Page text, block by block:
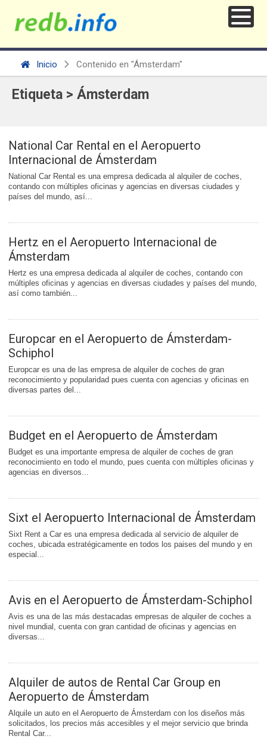
Inicio Contenido en "Ámsterdam"
Etiqueta > Ámsterdam
National Car Rental en el Aeropuerto
Internacional de Ámsterdam
National Car Rental es una empresa dedicada al alquiler de coches,
contando con múltiples oficinas y agencias en diversas ciudades y
países del mundo, así...
Hertz en el Aeropuerto Internacional de
Ámsterdam
Hertz es una empresa dedicada al alquiler de coches, contando con
múltiples oficinas y agencias en diversas ciudades y países del mundo,
así como también...
Europcar en el Aeropuerto de Ámsterdam-
Schiphol
Europcar es una de las empresa de alquiler de coches de gran
reconocimiento y popularidad pues cuenta con agencias y oficinas en
diversas partes del...
Budget en el Aeropuerto de Ámsterdam
Budget es una importante empresa de alquiler de coches de gran
reconocimiento en todo el mundo, pues cuenta con múltiples oficinas y
agencias en diversos...
Sixt el Aeropuerto Internacional de Ámsterdam
Sixt Rent a Car es una empresa dedicada al servicio de alquiler de
coches, ubicada estratégicamente en todos los paises del mundo y en
especial...
Avis en el Aeropuerto de Ámsterdam-Schiphol
Avis es una de las más destacadas empresas de alquiler de coches a
nivel mundial, cuenta con gran cantidad de oficinas y agencias en
diversas...
Alquiler de autos de Rental Car Group en
Aeropuerto de Ámsterdam
Alquile un auto en el Aeropuerto de Ámsterdam con los diseños más
solicitados, los precios más accesibles y el mejor servicio que brinda
Rental Car...